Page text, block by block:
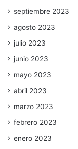
septiembre 2023
agosto 2023
julio 2023
junio 2023
mayo 2023
abril 2023
marzo 2023
febrero 2023
enero 2023